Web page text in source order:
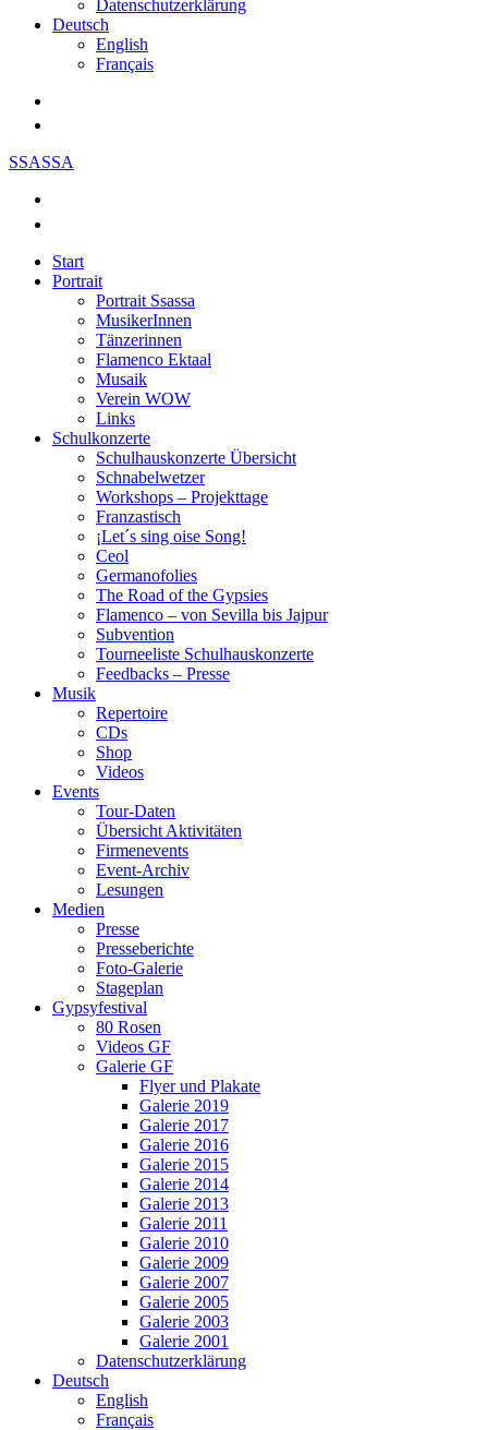
Datenschutzerklärung
Deutsch
English
Français
SSASSA
Start
Portrait
Portrait Ssassa
MusikerInnen
Tänzerinnen
Flamenco Ektaal
Musaik
Verein WOW
Links
Schulkonzerte
Schulhauskonzerte Übersicht
Schnabelwetzer
Workshops – Projekttage
Franzastisch
¡Let´s sing oise Song!
Ceol
Germanofolies
The Road of the Gypsies
Flamenco – von Sevilla bis Jajpur
Subvention
Tourneeliste Schulhauskonzerte
Feedbacks – Presse
Musik
Repertoire
CDs
Shop
Videos
Events
Tour-Daten
Übersicht Aktivitäten
Firmenevents
Event-Archiv
Lesungen
Medien
Presse
Presseberichte
Foto-Galerie
Stageplan
Gypsyfestival
80 Rosen
Videos GF
Galerie GF
Flyer und Plakate
Galerie 2019
Galerie 2017
Galerie 2016
Galerie 2015
Galerie 2014
Galerie 2013
Galerie 2011
Galerie 2010
Galerie 2009
Galerie 2007
Galerie 2005
Galerie 2003
Galerie 2001
Datenschutzerklärung
Deutsch
English
Français